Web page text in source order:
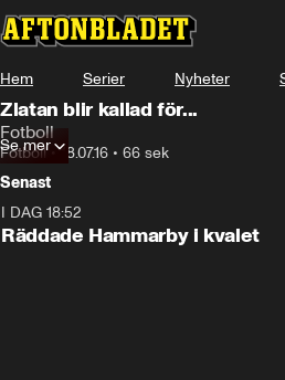
Hem Serier Nyheter
Zlatan blir kallad för...
Fotboll
Fotboll•18.07.16 • 66 sek
Se mer
Senast
I DAG 18:52
Räddade Hammarby i kvalet